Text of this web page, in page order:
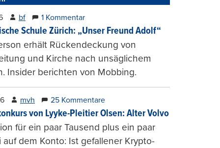
bf 1 Kommentar
Schule Zürich: „Unser Freund Adolf“
erhält Rückendeckung von
und Kirche nach unsäglichem
Insider berichten von Mobbing.
mvh 25 Kommentare
von Lyyke-Pleitier Olsen: Alter Volvo
für ein paar Tausend plus ein paar
auf dem Konto: Ist gefallener Krypto-